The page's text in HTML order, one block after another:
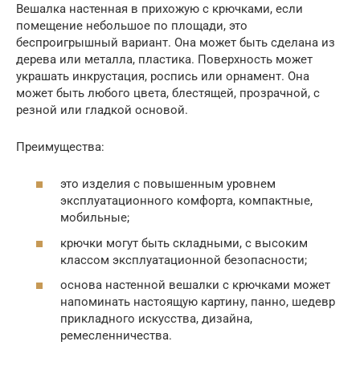
Вешалка настенная в прихожую с крючками, если
помещение небольшое по площади, это
беспроигрышный вариант. Она может быть сделана из
дерева или металла, пластика. Поверхность может
украшать инкрустация, роспись или орнамент. Она
может быть любого цвета, блестящей, прозрачной, с
резной или гладкой основой.
Преимущества:
это изделия с повышенным уровнем
эксплуатационного комфорта, компактные,
мобильные;
крючки могут быть складными, с высоким
классом эксплуатационной безопасности;
основа настенной вешалки с крючками может
напоминать настоящую картину, панно, шедевр
прикладного искусства, дизайна,
ремесленничества.